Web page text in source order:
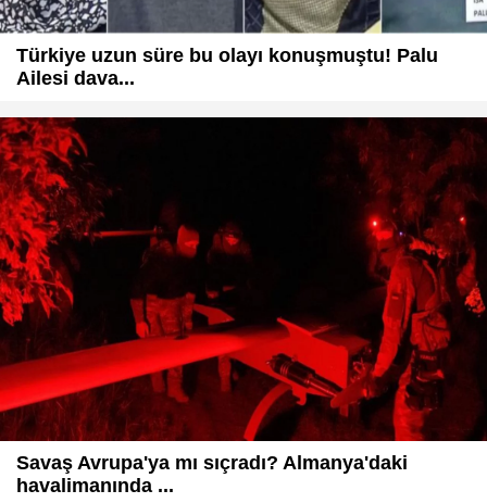
Türkiye uzun süre bu olayı konuşmuştu! Palu
Ailesi dava...
Savaş Avrupa'ya mı sıçradı? Almanya'daki
havalimanında ...